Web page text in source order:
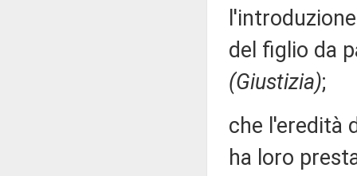
del figlio da
(Giustizia);
che l'eredità
ha loro